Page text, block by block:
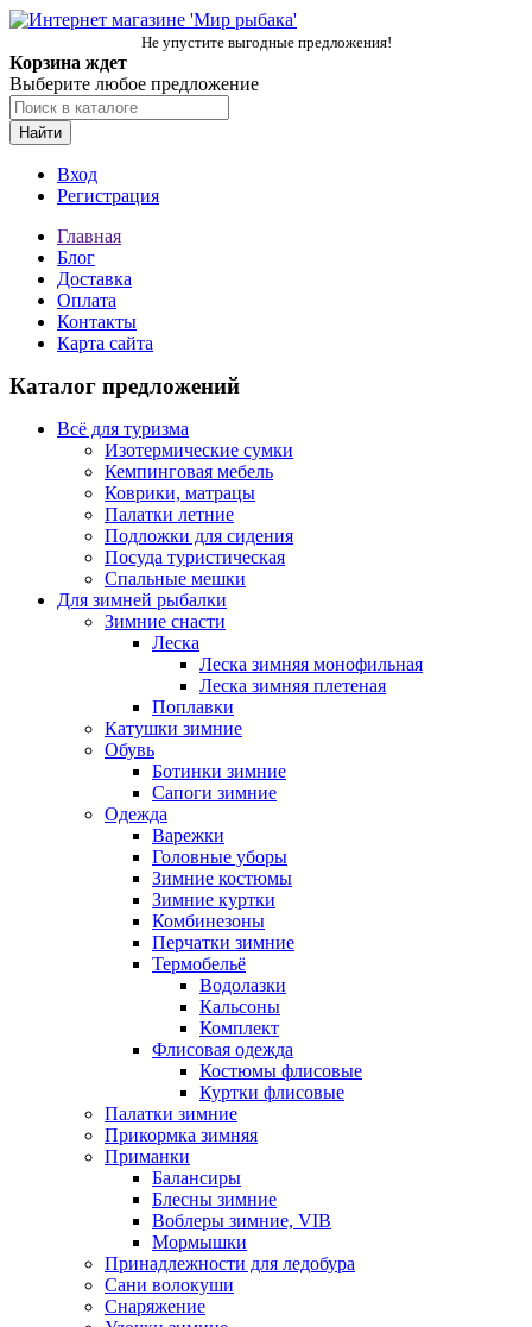
Не упустите выгодные предложения!
Корзина ждет
Выберите любое предложение
Найти
Вход
Регистрация
Главная
Блог
Доставка
Оплата
Контакты
Карта сайта
Каталог предложений
Всё для туризма
Изотермические сумки
Кемпинговая мебель
Коврики, матрацы
Палатки летние
Подложки для сидения
Посуда туристическая
Спальные мешки
Для зимней рыбалки
Зимние снасти
Леска
Леска зимняя монофильная
Леска зимняя плетеная
Поплавки
Катушки зимние
Обувь
Ботинки зимние
Сапоги зимние
Одежда
Варежки
Головные уборы
Зимние костюмы
Зимние куртки
Комбинезоны
Перчатки зимние
Термобельё
Водолазки
Кальсоны
Комплект
Флисовая одежда
Костюмы флисовые
Куртки флисовые
Палатки зимние
Прикормка зимняя
Приманки
Балансиры
Блесны зимние
Воблеры зимние, VIB
Мормышки
Принадлежности для ледобура
Сани волокуши
Снаряжение